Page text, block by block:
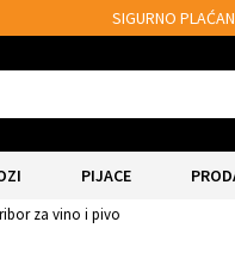
SIGURNO
PIJACE
za vino i pivo